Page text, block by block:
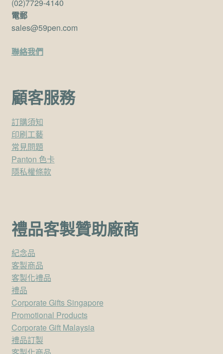
(02)7729-4140
電郵
sales@59pen.com
聯絡我們
顧客服務
訂購須知
印刷工藝
常見問題
Panton 色卡
隱私權條款
禮品客製贊助廠商
紀念品
客製商品
客製化禮品
禮品
Corporate Gifts Singapore
Promotional Products
Corporate Gift Malaysia
禮品訂製